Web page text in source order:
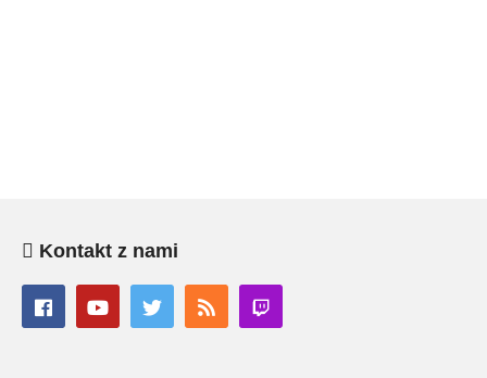
Kontakt z nami